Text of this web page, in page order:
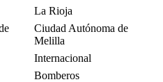
La Rioja
Ciudad Autónoma de
Melilla
Internacional
Bomberos